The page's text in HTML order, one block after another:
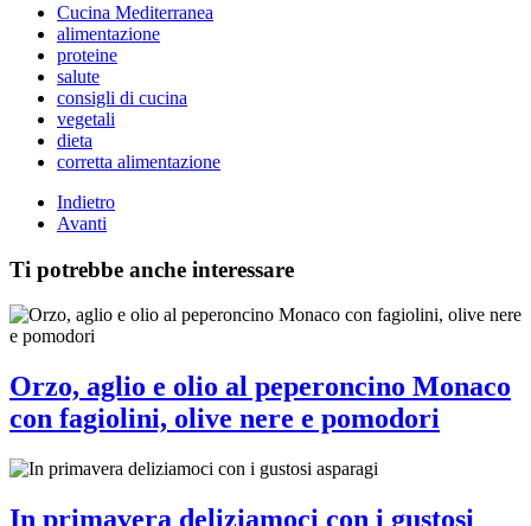
Cucina Mediterranea
alimentazione
proteine
salute
consigli di cucina
vegetali
dieta
corretta alimentazione
Indietro
Avanti
Ti potrebbe anche interessare
Orzo, aglio e olio al peperoncino Monaco
con fagiolini, olive nere e pomodori
In primavera deliziamoci con i gustosi